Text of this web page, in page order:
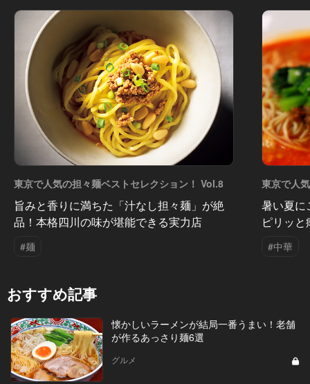
東京で人気の担々麺ベストセレクション！ Vol.8
旨みと香りに満ちた「汁なし担々麺」が絶
品！本格四川の味が堪能できる実力店
#麺
東京で人
Vol.7
暑い夏に
ピリッ
#中華
おすすめ記事
懐かしいラーメンが結局一番うまい！老舗
が作るあっさり麺6選
グルメ